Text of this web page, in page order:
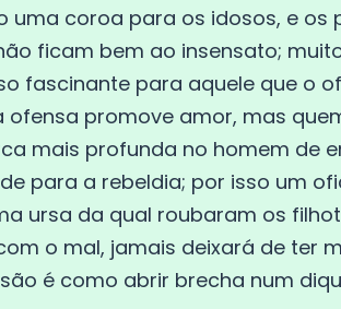
uma coroa para os idosos, e os
ficam bem ao insensato;
fascinante para aquele que o
ofensa promove amor, mas
mais profunda no homem de
para a rebeldia; por isso um
ursa da qual roubaram os
o mal, jamais deixará de ter
é como abrir brecha num